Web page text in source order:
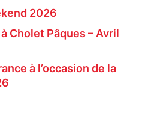
2026
Cholet Pâques – Avril
à l’occasion de la